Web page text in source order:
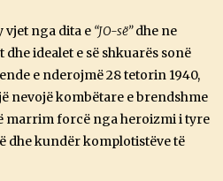
vjet nga dita e “JO-së”dhe ne
idealet e së shkuarës sonë
e nderojmë 28 tetorin 1940,
nevojë kombëtare e brendshme
marrim forcë nga heroizmi i tyre
dhe kundër komplotistëve të